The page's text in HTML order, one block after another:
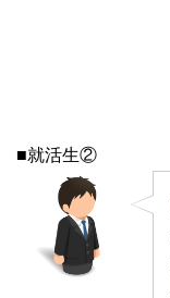
■就活生②